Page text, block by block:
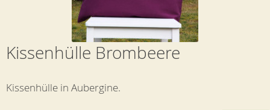
Kissenhülle Brombeere
Kissenhülle in Aubergine.